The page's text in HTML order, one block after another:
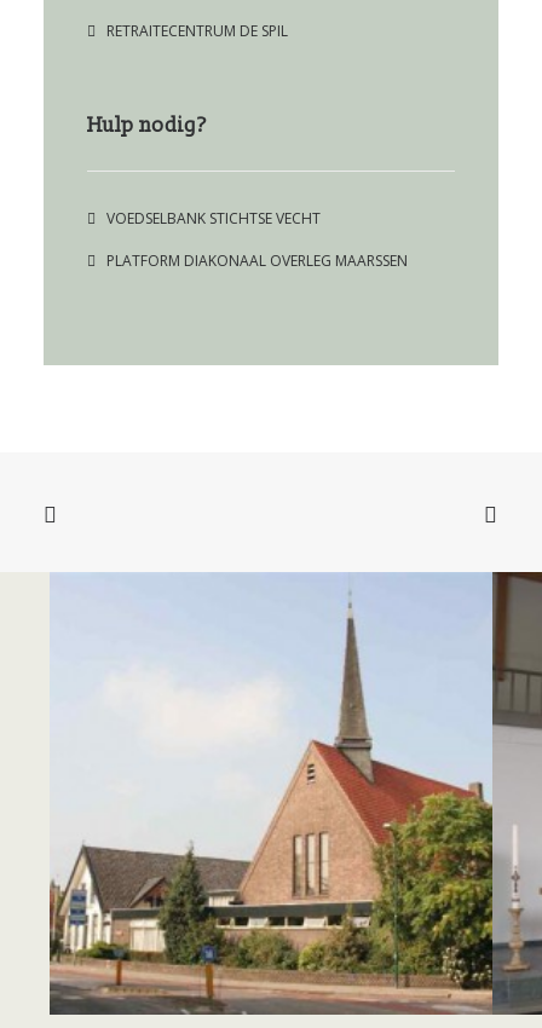
RETRAITECENTRUM DE SPIL
Hulp nodig?
VOEDSELBANK STICHTSE VECHT
PLATFORM DIAKONAAL OVERLEG MAARSSEN